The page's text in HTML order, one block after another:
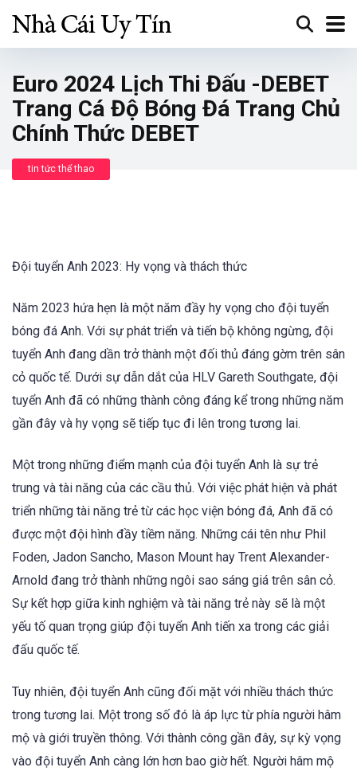
Euro 2024 Lịch Thi Đấu -DEBET
Trang Cá Độ Bóng Đá Trang Chủ
Chính Thức DEBET
tin tức thể thao
Đội tuyển Anh 2023: Hy vọng và thách thức
Năm 2023 hứa hẹn là một năm đầy hy vọng cho đội tuyển
bóng đá Anh. Với sự phát triển và tiến bộ không ngừng, đội
tuyển Anh đang dần trở thành một đối thủ đáng gờm trên sân
cỏ quốc tế. Dưới sự dẫn dắt của HLV Gareth Southgate, đội
tuyển Anh đã có những thành công đáng kể trong những năm
gần đây và hy vọng sẽ tiếp tục đi lên trong tương lai.
Một trong những điểm mạnh của đội tuyển Anh là sự trẻ
trung và tài năng của các cầu thủ. Với việc phát hiện và phát
triển những tài năng trẻ từ các học viện bóng đá, Anh đã có
được một đội hình đầy tiềm năng. Những cái tên như Phil
Foden, Jadon Sancho, Mason Mount hay Trent Alexander-
Arnold đang trở thành những ngôi sao sáng giá trên sân cỏ.
Sự kết hợp giữa kinh nghiệm và tài năng trẻ này sẽ là một
yếu tố quan trọng giúp đội tuyển Anh tiến xa trong các giải
đấu quốc tế.
Tuy nhiên, đội tuyển Anh cũng đối mặt với nhiều thách thức
trong tương lai. Một trong số đó là áp lực từ phía người hâm
mộ và giới truyền thông. Với thành công gần đây, sự kỳ vọng
vào đội tuyển Anh càng lớn hơn bao giờ hết. Người hâm mộ